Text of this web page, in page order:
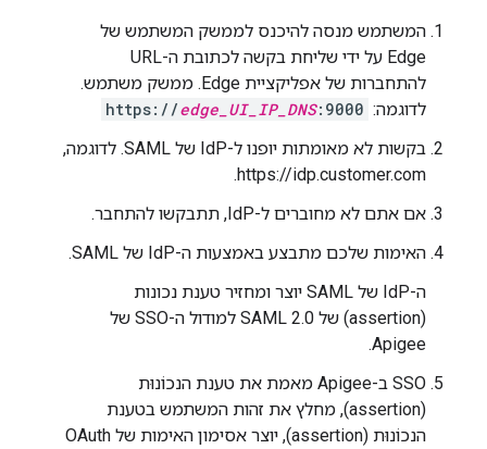
המשתמש מנסה להיכנס לממשק המשתמש של
Edge על ידי שליחת בקשה לכתובת ה-URL
להתחברות של אפליקציית Edge. ממשק משתמש.
לדוגמה:
https://edge_UI_IP_DNS:9000
בקשות לא מאומתות יופנו ל-IdP של SAML. לדוגמה,
https://idp.customer.com.
אם אתם לא מחוברים ל-IdP, תתבקשו להתחבר.
האימות שלכם מתבצע באמצעות ה-IdP של SAML.
ה-IdP של SAML יוצר ומחזיר טענת נכונות
(assertion) של SAML 2.0 למודול ה-SSO של
Apigee.
SSO ב-Apigee מאמת את טענת הנכוֹנוּת
(assertion), מחלץ את זהות המשתמש בטענת
הנכוֹנוּת (assertion), יוצר אסימון האימות של OAuth